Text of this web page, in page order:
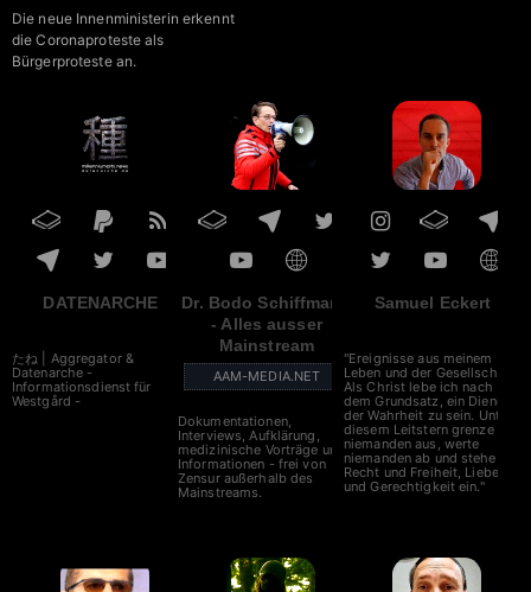
Die neue Innenministerin erkennt
die Coronaproteste als
Bürgerproteste an.
DATENARCHE
たね | Aggregator &
Datenarche -
Informationsdienst für
Westgård -
Dr. Bodo Schiffmann
- Alles ausser
Mainstream
AAM-MEDIA.NET
Dokumentationen,
Interviews, Aufklärung,
medizinische Vorträge und
Informationen - frei von
Zensur außerhalb des
Mainstreams.
Samuel Eckert
"Ereignisse aus meinem
Leben und der Gesellschaft.
Als Christ lebe ich nach
dem Grundsatz, ein Diener
der Wahrheit zu sein. Unter
diesem Leitstern grenze ich
niemanden aus, werte
niemanden ab und stehe für
Recht und Freiheit, Liebe
und Gerechtigkeit ein."